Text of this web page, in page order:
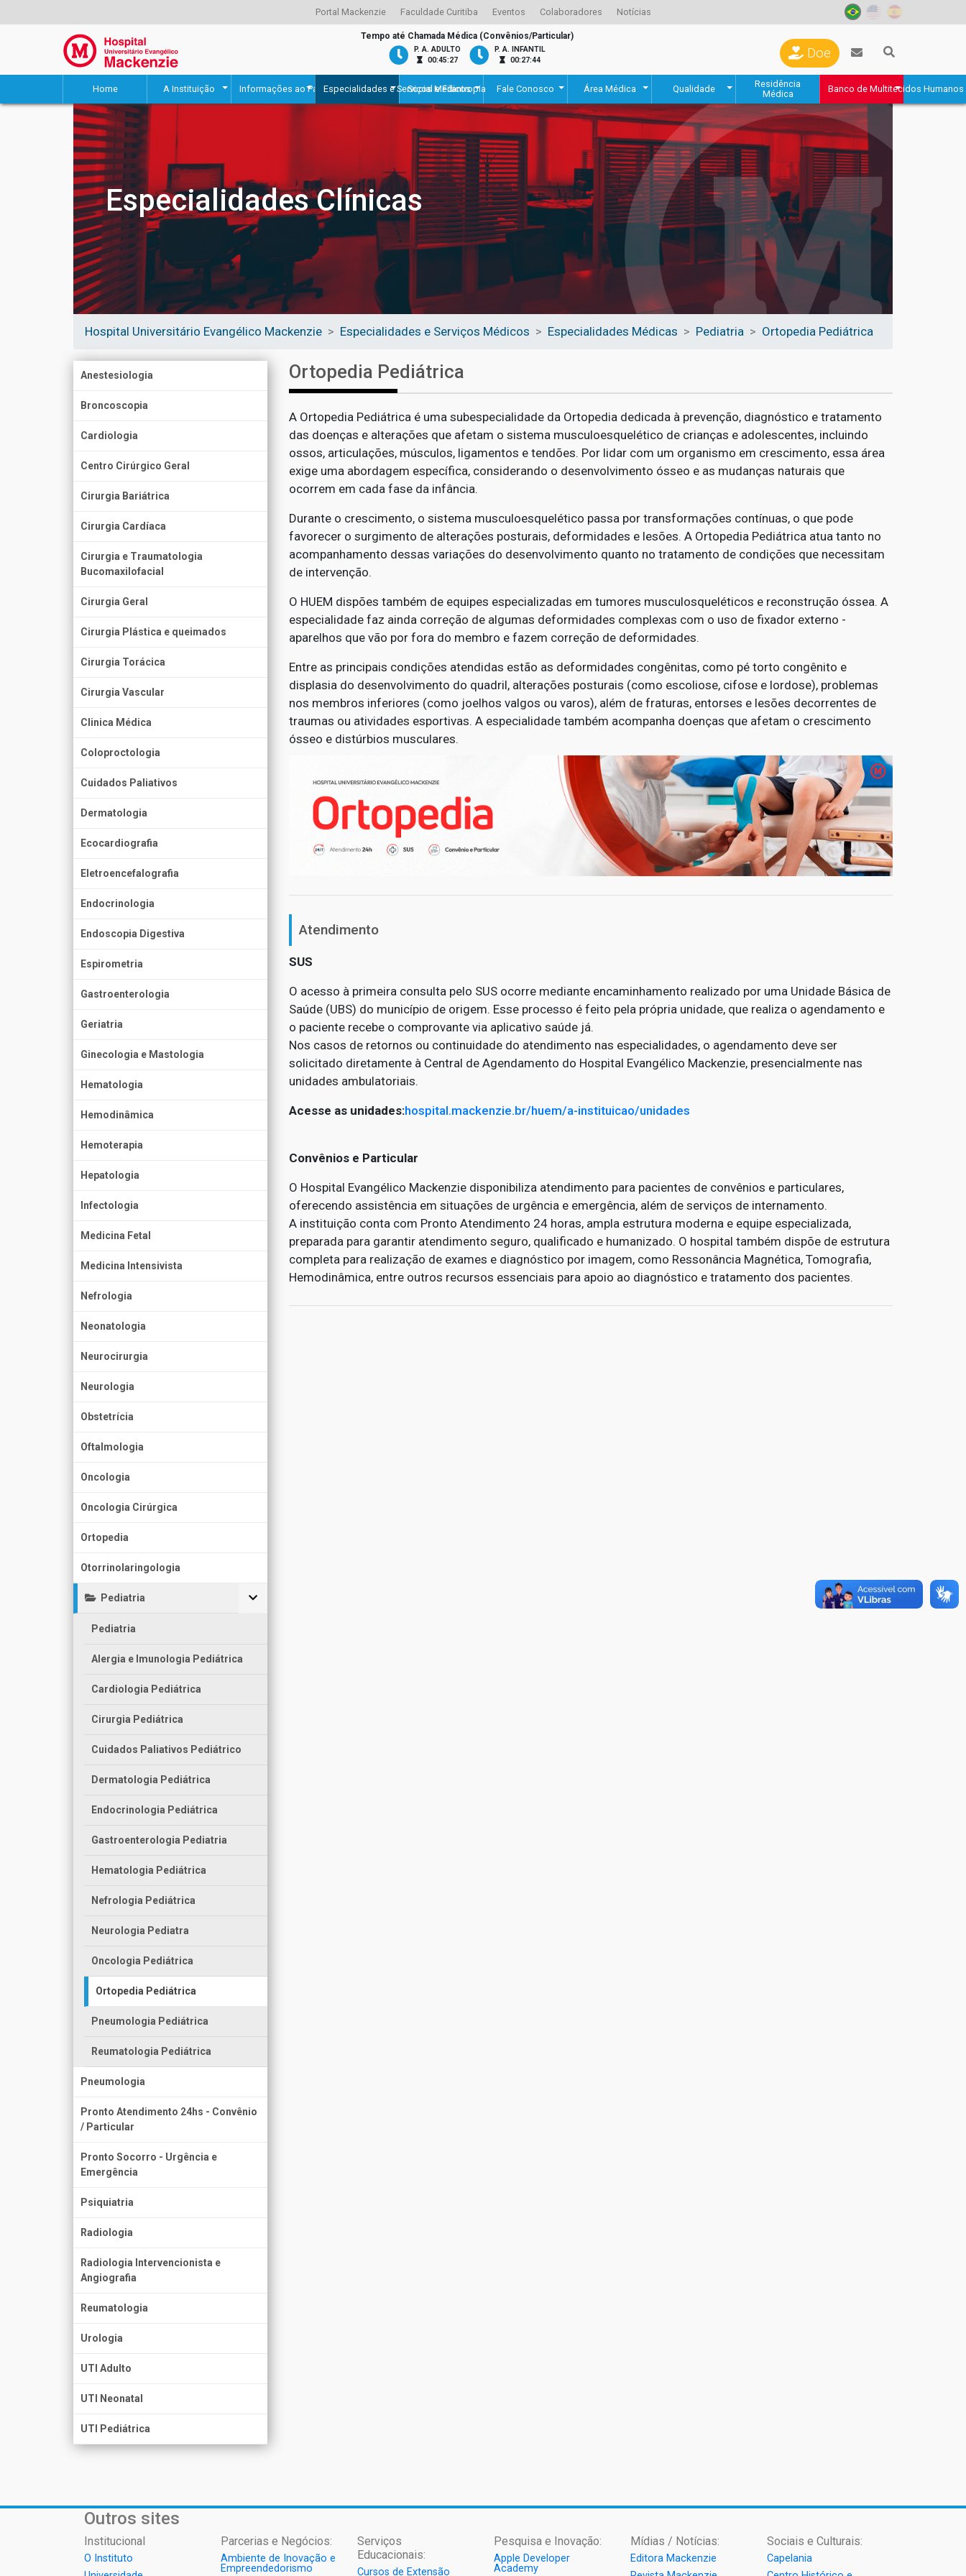
Portal Mackenzie Faculdade Curitiba Eventos Colaboradores Notícias
Tempo até Chamada Médica (Convênios/Particular)
P. A. ADULTO
00:45:27
P. A. INFANTIL
00:27:44
Doe
Home A Instituição Informações ao PacienteEspecialidades e Serviços Médicos
Social e Filantropia Fale Conosco Área Médica Qualidade
Residência
Médica
Banco de Multitecidos Humanos
Especialidades Clínicas
Hospital Universitário Evangélico Mackenzie Especialidades e Serviços Médicos Especialidades Médicas Pediatria Ortopedia Pediátrica
Anestesiologia
Broncoscopia
Cardiologia
Centro Cirúrgico Geral
Cirurgia Bariátrica
Cirurgia Cardíaca
Cirurgia e Traumatologia
Bucomaxilofacial
Cirurgia Geral
Cirurgia Plástica e queimados
Cirurgia Torácica
Cirurgia Vascular
Clinica Médica
Coloproctologia
Cuidados Paliativos
Dermatologia
Ecocardiografia
Eletroencefalografia
Endocrinologia
Endoscopia Digestiva
Espirometria
Gastroenterologia
Geriatria
Ginecologia e Mastologia
Hematologia
Hemodinâmica
Hemoterapia
Hepatologia
Infectologia
Medicina Fetal
Medicina Intensivista
Nefrologia
Neonatologia
Neurocirurgia
Neurologia
Obstetrícia
Oftalmologia
Oncologia
Oncologia Cirúrgica
Ortopedia
Otorrinolaringologia
Pediatria
Pediatria
Alergia e Imunologia Pediátrica
Cardiologia Pediátrica
Cirurgia Pediátrica
Cuidados Paliativos Pediátrico
Dermatologia Pediátrica
Endocrinologia Pediátrica
Gastroenterologia Pediatria
Hematologia Pediátrica
Nefrologia Pediátrica
Neurologia Pediatra
Oncologia Pediátrica
Ortopedia Pediátrica
Pneumologia Pediátrica
Reumatologia Pediátrica
Pneumologia
Pronto Atendimento 24hs - Convênio
/ Particular
Pronto Socorro - Urgência e
Emergência
Psiquiatria
Radiologia
Radiologia Intervencionista e
Angiografia
Reumatologia
Urologia
UTI Adulto
UTI Neonatal
UTI Pediátrica
Ortopedia Pediátrica
A Ortopedia Pediátrica é uma subespecialidade da Ortopedia dedicada à prevenção, diagnóstico e tratamento
das doenças e alterações que afetam o sistema musculoesquelético de crianças e adolescentes, incluindo
ossos, articulações, músculos, ligamentos e tendões. Por lidar com um organismo em crescimento, essa área
exige uma abordagem específica, considerando o desenvolvimento ósseo e as mudanças naturais que
ocorrem em cada fase da infância.
Durante o crescimento, o sistema musculoesquelético passa por transformações contínuas, o que pode
favorecer o surgimento de alterações posturais, deformidades e lesões. A Ortopedia Pediátrica atua tanto no
acompanhamento dessas variações do desenvolvimento quanto no tratamento de condições que necessitam
de intervenção.
O HUEM dispões também de equipes especializadas em tumores musculosqueléticos e reconstrução óssea. A
especialidade faz ainda correção de algumas deformidades complexas com o uso de fixador externo -
aparelhos que vão por fora do membro e fazem correção de deformidades.
Entre as principais condições atendidas estão as deformidades congênitas, como pé torto congênito e
displasia do desenvolvimento do quadril, alterações posturais (como escoliose, cifose e lordose), problemas
nos membros inferiores (como joelhos valgos ou varos), além de fraturas, entorses e lesões decorrentes de
traumas ou atividades esportivas. A especialidade também acompanha doenças que afetam o crescimento
ósseo e distúrbios musculares.
Atendimento
SUS
O acesso à primeira consulta pelo SUS ocorre mediante encaminhamento realizado por uma Unidade Básica de
Saúde (UBS) do município de origem. Esse processo é feito pela própria unidade, que realiza o agendamento e
o paciente recebe o comprovante via aplicativo saúde já.
Nos casos de retornos ou continuidade do atendimento nas especialidades, o agendamento deve ser
solicitado diretamente à Central de Agendamento do Hospital Evangélico Mackenzie, presencialmente nas
unidades ambulatoriais.
Acesse as unidades:hospital.mackenzie.br/huem/a-instituicao/unidades
Convênios e Particular
O Hospital Evangélico Mackenzie disponibiliza atendimento para pacientes de convênios e particulares,
oferecendo assistência em situações de urgência e emergência, além de serviços de internamento.
A instituição conta com Pronto Atendimento 24 horas, ampla estrutura moderna e equipe especializada,
preparada para garantir atendimento seguro, qualificado e humanizado. O hospital também dispõe de estrutura
completa para realização de exames e diagnóstico por imagem, como Ressonância Magnética, Tomografia,
Hemodinâmica, entre outros recursos essenciais para apoio ao diagnóstico e tratamento dos pacientes.
Outros sites
Institucional
O Instituto
Parcerias e Negócios:
Ambiente de Inovação e
Empreendedorismo
Serviços
Educacionais:
Cursos de Extensão
Pesquisa e Inovação:
Apple Developer
Academy
Mídias / Notícias:
Editora Mackenzie
Sociais e Culturais:
Capelania